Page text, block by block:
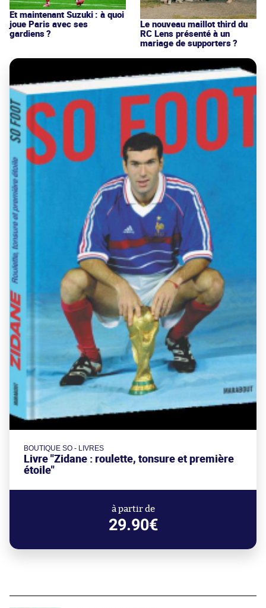
Et maintenant Suzuki : à quoi
joue Paris avec ses
gardiens ?
Le nouveau maillot third du
RC Lens présenté à un
mariage de supporters ?
BOUTIQUE SO - LIVRES
Livre "Zidane : roulette, tonsure et première
étoile"
à partir de
29.90€